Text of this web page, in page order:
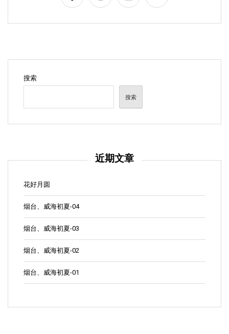
搜索
搜索
近期文章
花好月圆
烟台、威海初夏-04
烟台、威海初夏-03
烟台、威海初夏-02
烟台、威海初夏-01